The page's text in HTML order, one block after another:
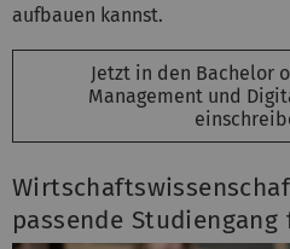
aufbauen kannst.
Jetzt in den Bachelor
Management und
passende